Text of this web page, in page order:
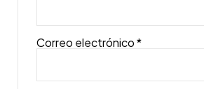
Correo electrónico*